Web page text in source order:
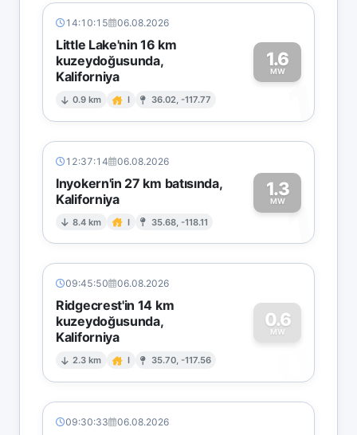
14:10:15 06.08.2026
Little Lake'nin 16 km
kuzeydoğusunda,
Kaliforniya
0.9 km I 36.02, -117.77
1.6
MW
1
12:37:14 06.08.2026
Inyokern'in 27 km batısında,
Kaliforniya
8.4 km I 35.68, -118.11
1.3
MW1
09:45:50 06.08.2026
Ridgecrest'in 14 km
kuzeydoğusunda,
Kaliforniya
2.3 km I 35.70, -117.56
0.6
MW
0
09:30:33 06.08.2026